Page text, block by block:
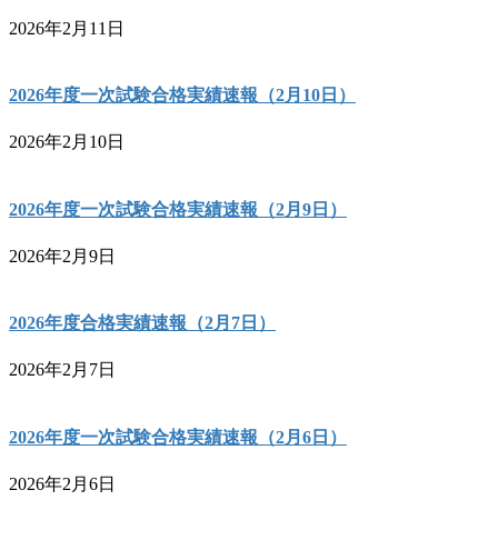
2026年2月11日
2026年度一次試験合格実績速報（2月10日）
2026年2月10日
2026年度一次試験合格実績速報（2月9日）
2026年2月9日
2026年度合格実績速報（2月7日）
2026年2月7日
2026年度一次試験合格実績速報（2月6日）
2026年2月6日